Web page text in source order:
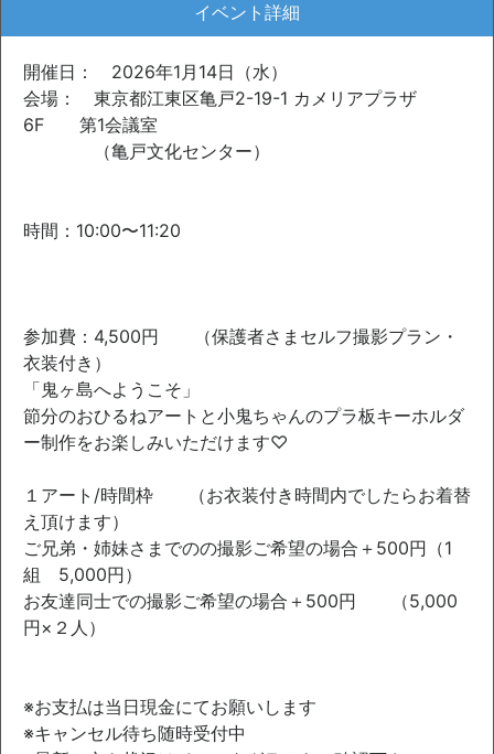
イベント詳細
開催日： 2026年1月14日（水）
会場： 東京都江東区亀戸2-19-1 カメリアプラザ
6F 第1会議室
（亀戸文化センター）
時間：10:00〜11:20
参加費：4,500円 （保護者さまセルフ撮影プラン・
衣装付き）
「鬼ヶ島へようこそ」
節分のおひるねアートと小鬼ちゃんのプラ板キーホルダ
ー制作をお楽しみいただけます♡
１アート/時間枠 （お衣装付き時間内でしたらお着替
え頂けます）
ご兄弟・姉妹さまでのの撮影ご希望の場合＋500円（1
組 5,000円）
お友達同士での撮影ご希望の場合＋500円 （5,000
円×２人）
※お支払は当日現金にてお願いします
※キャンセル待ち随時受付中